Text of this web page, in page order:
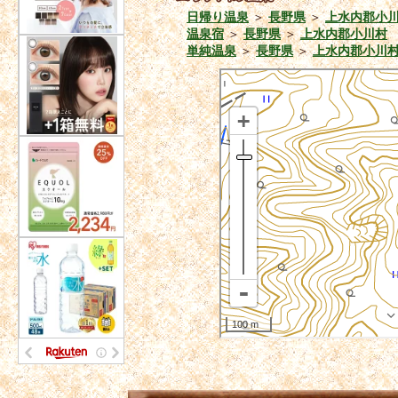
日帰り温泉＞長野県＞上水内郡小
温泉宿＞長野県＞上水内郡小川村
単純温泉＞長野県＞上水内郡小川